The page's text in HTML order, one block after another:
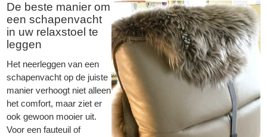
De beste manier om
een schapenvacht
in uw relaxstoel te
leggen
Het neerleggen van een
schapenvacht op de juiste
manier verhoogt niet alleen
het comfort, maar ziet er
ook gewoon mooier uit.
Voor een fauteuil of